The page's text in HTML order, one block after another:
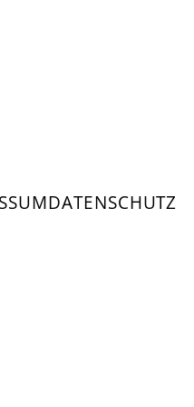
DATENSCHUTZ